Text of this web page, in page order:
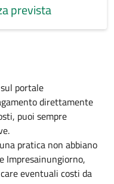
prevista
portale
direttamente
puoi sempre
pratica non abbiano
Impresainungiorno,
eventuali costi da